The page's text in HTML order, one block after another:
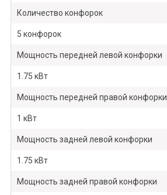
Количество конфорок
5 конфорок
Мощность передней левой конфорки
1.75 кВт
Мощность передней правой конфорки
1 кВт
Мощность задней левой конфорки
1.75 кВт
Мощность задней правой конфорки